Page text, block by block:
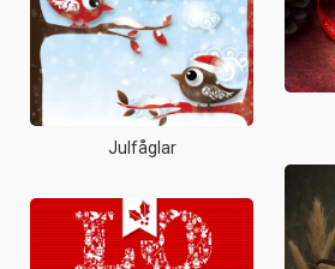
Julfåglar